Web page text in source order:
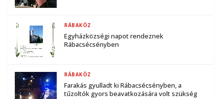
Egyházközségi napot rendeznek
Rábacsécsényben
RÁBAKÖZ
Farakás gyulladt ki Rábacsécsényben, a
tűzoltók gyors beavatkozására volt szükség
RÁBAKÖZ